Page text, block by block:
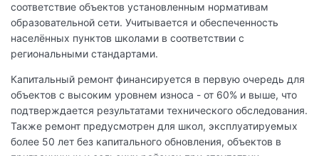
соответствие объектов установленным нормативам
образовательной сети. Учитывается и обеспеченность
населённых пунктов школами в соответствии с
региональными стандартами.
Капитальный ремонт финансируется в первую очередь для
объектов с высоким уровнем износа - от 60% и выше, что
подтверждается результатами технического обследования.
Также ремонт предусмотрен для школ, эксплуатируемых
более 50 лет без капитального обновления, объектов в